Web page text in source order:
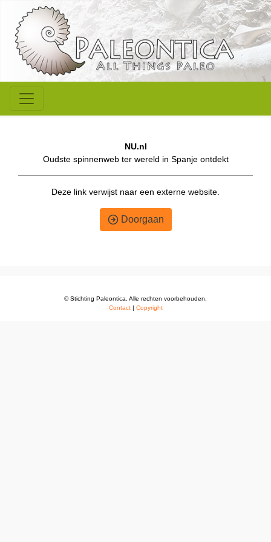
NU.nl
Oudste spinnenweb ter wereld in Spanje ontdekt
Deze link verwijst naar een externe website.
Doorgaan
© Stichting Paleontica. Alle rechten voorbehouden.
Contact| Copyright